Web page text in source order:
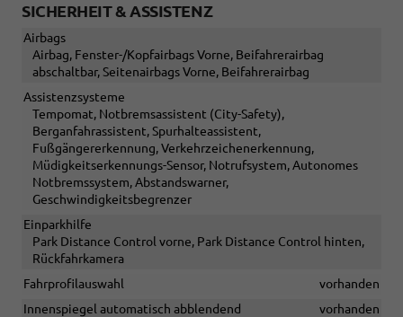
SICHERHEIT & ASSISTENZ
Airbags
Airbag, Fenster-/Kopfairbags Vorne, Beifahrerairbag
abschaltbar, Seitenairbags Vorne, Beifahrerairbag
Assistenzsysteme
Tempomat, Notbremsassistent (City-Safety),
Berganfahrassistent, Spurhalteassistent,
Fußgängererkennung, Verkehrzeichenerkennung,
Müdigkeitserkennungs-Sensor, Notrufsystem, Autonomes
Notbremssystem, Abstandswarner,
Geschwindigkeitsbegrenzer
Einparkhilfe
Park Distance Control vorne, Park Distance Control hinten,
Rückfahrkamera
Fahrprofilauswahl
vorhanden
Innenspiegel automatisch abblendend
vorhanden